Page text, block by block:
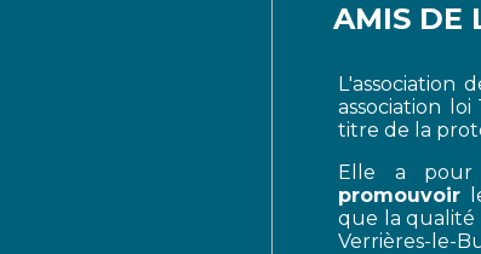
AMIS DE
L'association
association
titre de la
Elle a pour
promouvoir
que la qualité
Verrières-le-